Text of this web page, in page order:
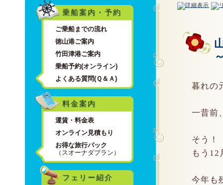
乗船案内・予約
ご乗船までの流れ
徳山港ご案内
竹田津港ご案内
乗船予約(オンライン)
よくある質問(Ｑ＆Ａ)
料金案内
運賃・料金表
オンライン見積もり
お得な旅行パック
（スオーナダプラン）
フェリー紹介
暮れの
一昔前
そう！
もう12
今年も